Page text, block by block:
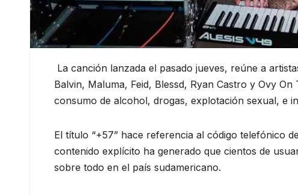
La canción lanzada el pasado jueves, reúne a
Balvin, Maluma, Feid, Blessd, Ryan Castro y Ovy
consumo de alcohol, drogas, explotación sexual, e
El título “+57” hace referencia al código telefónico
contenido explícito ha generado que cientos de
sobre todo en el país sudamericano.